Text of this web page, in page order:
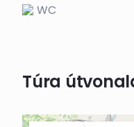
WC
Túra